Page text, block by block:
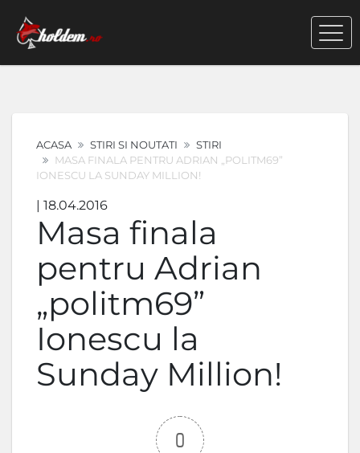
ACASA STIRI SI NOUTATI
STIRI
MASA FINALA PENTRU ADRIAN „POLITM69”
IONESCU LA SUNDAY MILLION!
| 18.04.2016
Masa finala
pentru Adrian
„politm69”
Ionescu la
Sunday Million!
0